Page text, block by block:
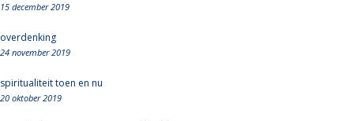
15 december 2019
overdenking
24 november 2019
spiritualiteit toen en nu
20 oktober 2019